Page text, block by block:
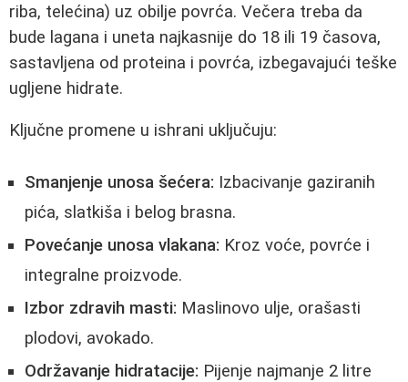
riba, telećina) uz obilje povrća. Večera treba da
bude lagana i uneta najkasnije do 18 ili 19 časova,
sastavljena od proteina i povrća, izbegavajući teške
ugljene hidrate.
Ključne promene u ishrani uključuju:
Smanjenje unosa šećera: Izbacivanje gaziranih
pića, slatkiša i belog brasna.
Povećanje unosa vlakana: Kroz voće, povrće i
integralne proizvode.
Izbor zdravih masti: Maslinovo ulje, orašasti
plodovi, avokado.
Održavanje hidratacije: Pijenje najmanje 2 litre